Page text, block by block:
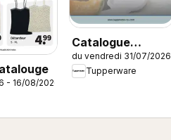
- 16/08/2026
Catalogue
Tupperware Été
du vendredi 31/07/2026
Tupperware